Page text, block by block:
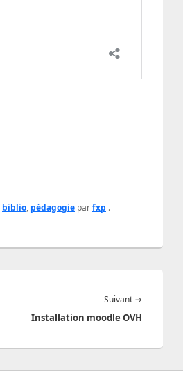
biblio, pédagogie parfxp .
Suivant →
Installation moodle OVH